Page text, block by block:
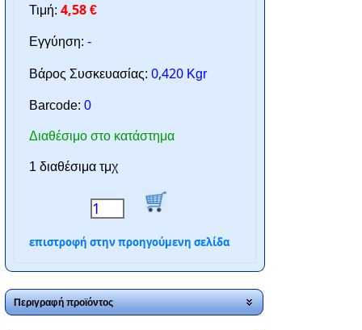
Τιμή: 4,58 €
Εγγύηση: -
Βάρος Συσκευασίας: 0,420 Kgr
Barcode: 0
Διαθέσιμο στο κατάστημα
1 διαθέσιμα τμχ
επιστροφή στην προηγούμενη σελίδα
Περιγραφή προϊόντος